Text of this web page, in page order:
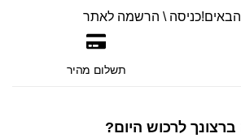
הבאים!כניסה \ הרשמה לאתר
תשלום מהיר
לרכוש היום?